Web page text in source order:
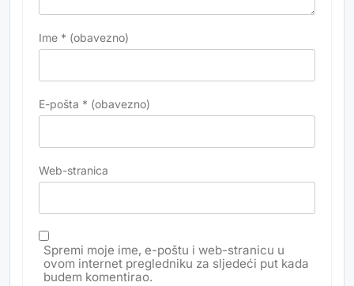
Ime * (obavezno)
E-pošta * (obavezno)
Web-stranica
Spremi moje ime, e-poštu i web-stranicu u
ovom internet pregledniku za sljedeći put kada
budem komentirao.